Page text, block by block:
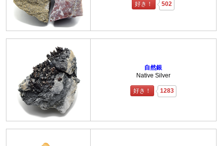
好き！ 502
自然銀
Native Silver
好き！ 1283